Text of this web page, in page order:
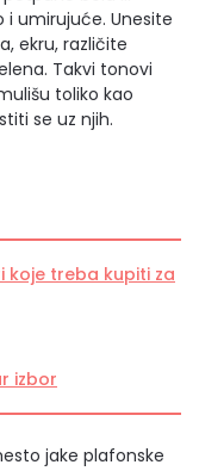
i umirujuće. Unesite
ekru, različite
Takvi tonovi
toliko kao
se uz njih.
koje treba kupiti za
izbor
jake plafonske